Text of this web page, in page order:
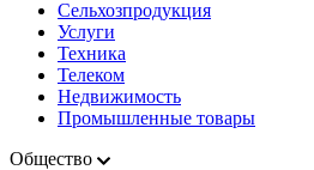
Сельхозпродукция
Услуги
Техника
Телеком
Недвижимость
Промышленные товары
Общество